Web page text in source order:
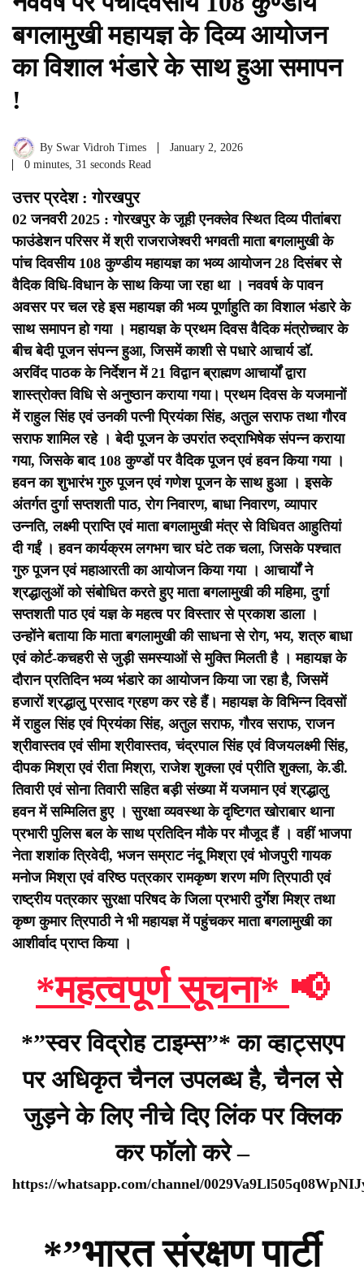
बगलामुखी महायज्ञ के दिव्य आयोजन
का विशाल भंडारे के साथ हुआ समापन
!
By Swar Vidroh Times
January 2, 2026
0 minutes, 31 seconds Read
उत्तर प्रदेश : गोरखपुर
02 जनवरी 2025 : गोरखपुर के जूही एनक्लेव स्थित दिव्य पीतांबरा
फाउंडेशन परिसर में श्री राजराजेश्वरी भगवती माता बगलामुखी के
पांच दिवसीय 108 कुण्डीय महायज्ञ का भव्य आयोजन 28 दिसंबर से
वैदिक विधि-विधान के साथ किया जा रहा था । नववर्ष के पावन
अवसर पर चल रहे इस महायज्ञ की भव्य पूर्णाहुति का विशाल भंडारे के
साथ समापन हो गया । महायज्ञ के प्रथम दिवस वैदिक मंत्रोच्चार के
बीच बेदी पूजन संपन्न हुआ, जिसमें काशी से पधारे आचार्य डॉ.
अरविंद पाठक के निर्देशन में 21 विद्वान ब्राह्मण आचार्यों द्वारा
शास्त्रोक्त विधि से अनुष्ठान कराया गया। प्रथम दिवस के यजमानों
में राहुल सिंह एवं उनकी पत्नी प्रियंका सिंह, अतुल सराफ तथा गौरव
सराफ शामिल रहे ।बेदी पूजन के उपरांत रुद्राभिषेक संपन्न कराया
गया, जिसके बाद 108 कुण्डों पर वैदिक पूजन एवं हवन किया गया ।
हवन का शुभारंभ गुरु पूजन एवं गणेश पूजन के साथ हुआ । इसके
अंतर्गत दुर्गा सप्तशती पाठ, रोग निवारण, बाधा निवारण, व्यापार
उन्नति, लक्ष्मी प्राप्ति एवं माता बगलामुखी मंत्र से विधिवत आहुतियां
दी गईं । हवन कार्यक्रम लगभग चार घंटे तक चला, जिसके पश्चात
गुरु पूजन एवं महाआरती का आयोजन किया गया । आचार्यों ने
श्रद्धालुओं को संबोधित करते हुए माता बगलामुखी की महिमा, दुर्गा
सप्तशती पाठ एवं यज्ञ के महत्व पर विस्तार से प्रकाश डाला ।
उन्होंने बताया कि माता बगलामुखी की साधना से रोग, भय, शत्रु बाधा
एवं कोर्ट-कचहरी से जुड़ी समस्याओं से मुक्ति मिलती है ।महायज्ञ के
दौरान प्रतिदिन भव्य भंडारे का आयोजन किया जा रहा है, जिसमें
हजारों श्रद्धालु प्रसाद ग्रहण कर रहे हैं। महायज्ञ के विभिन्न दिवसों
में राहुल सिंह एवं प्रियंका सिंह, अतुल सराफ, गौरव सराफ, राजन
श्रीवास्तव एवं सीमा श्रीवास्तव, चंद्रपाल सिंह एवं विजयलक्ष्मी सिंह,
दीपक मिश्रा एवं रीता मिश्रा, राजेश शुक्ला एवं प्रीति शुक्ला, के.डी.
तिवारी एवं सोना तिवारी सहित बड़ी संख्या में यजमान एवं श्रद्धालु
हवन में सम्मिलित हुए ।सुरक्षा व्यवस्था के दृष्टिगत खोराबार थाना
प्रभारी पुलिस बल के साथ प्रतिदिन मौके पर मौजूद हैं । वहीं भाजपा
नेता शशांक त्रिवेदी, भजन सम्राट नंदू मिश्रा एवं भोजपुरी गायक
मनोज मिश्रा एवं वरिष्ठ पत्रकार रामकृष्ण शरण मणि त्रिपाठी एवं
राष्ट्रीय पत्रकार सुरक्षा परिषद के जिला प्रभारी दुर्गेश मिश्र तथा
कृष्ण कुमार त्रिपाठी ने भी महायज्ञ में पहुंचकर माता बगलामुखी का
आशीर्वाद प्राप्त किया ।
*महत्वपूर्ण सूचना* 📢
*”स्वर विद्रोह टाइम्स”* का व्हाट्सएप
पर अधिकृत चैनल उपलब्ध है, चैनल से
जुड़ने के लिए नीचे दिए लिंक पर क्लिक
कर फॉलो करे –
https://whatsapp.com/channel/
*”भारत संरक्षण पार्टी